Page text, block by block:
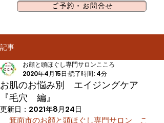
ご予約・お問合せ
記事
お肌のお悩み別 エイジングケア
『毛穴 編』
お顔と頭ほぐし専門サロンこころ
2020年4月15日 読了時間: 4分
更新日： 2021年8月24日
箕面市のお顔と頭ほぐし専門サロン　こ